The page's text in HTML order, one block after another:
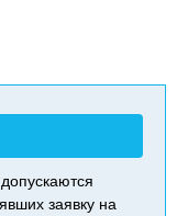
заявку на